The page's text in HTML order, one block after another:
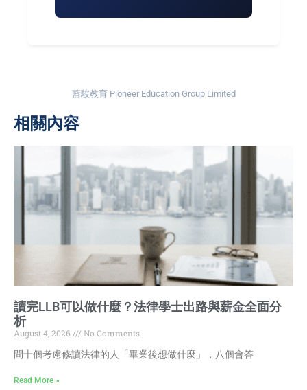
藍駿教育 Pioneer Education Group Limited
相關內容
讀完LLB可以做什麼？法律學士出路與薪金全面分
析
August 4, 2026
No Comments
問十個考慮修讀法律的人「畢業後想做什麼」，八個會答
Read More »